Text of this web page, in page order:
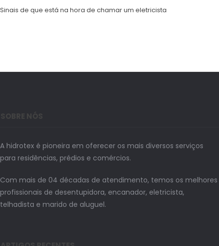
Sinais de que está na hora de chamar um eletricista
A hidrotex é pioneira em oferecer os mais diversos serviços
para residências, prédios e comércios.
Com mais de 04 décadas de atendimento, temos os melhores
profissionais de desentupidora, encanador, eletricista,
telhadista e marido de aluguel.